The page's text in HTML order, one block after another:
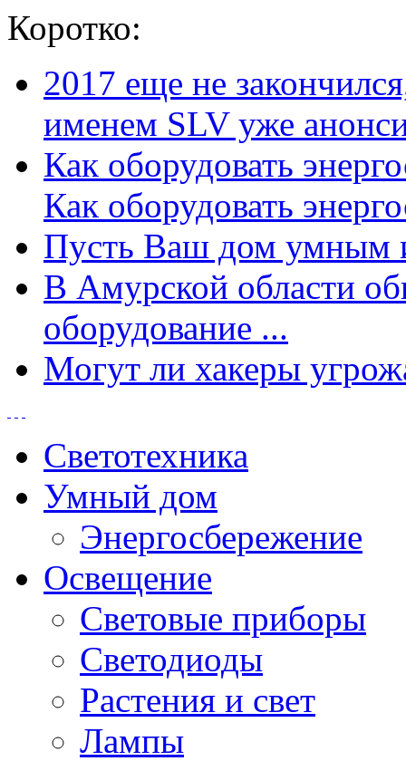
Коротко:
2017 еще не
именем SLV уже
Как оборудовать
Как оборудовать
Пусть Ваш дом умным
В Амурской области
оборудование ...
Могут ли хакеры
Светотехника
Умный дом
Энергосбережение
Освещение
Световые приборы
Светодиоды
Растения и свет
Лампы